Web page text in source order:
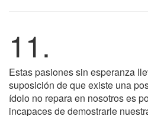
11.
Estas pasiones sin esperanza
suposición de que existe una
ídolo no repara en nosotros es
incapaces de demostrarle